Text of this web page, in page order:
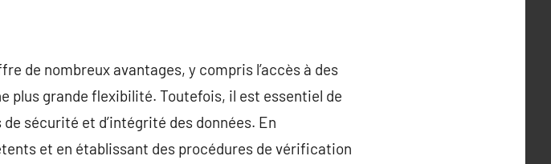
de nombreux avantages, y compris l’accès à des
plus grande flexibilité. Toutefois, il est essentiel de
sécurité et d’intégrité des données. En
et en établissant des procédures de vérification